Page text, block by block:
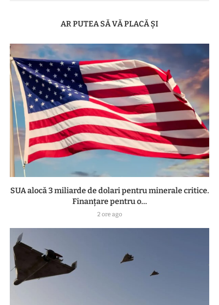
AR PUTEA SĂ VĂ PLACĂ ȘI
SUA alocă 3 miliarde de dolari pentru minerale critice.
Finanțare pentru o...
2 ore ago